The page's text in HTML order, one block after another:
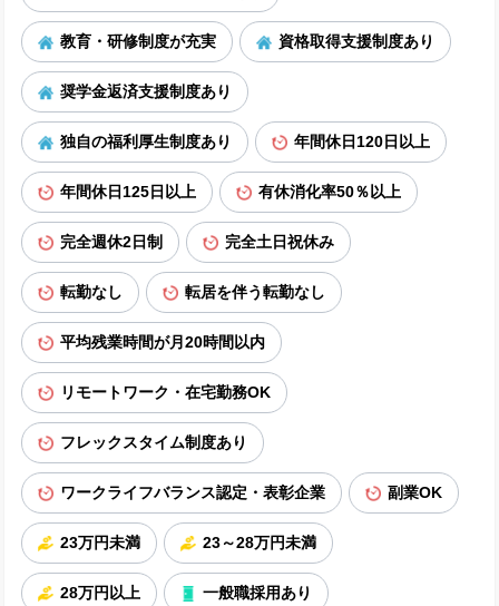
教育・研修制度が充実 資格取得支援制度あり
奨学金返済支援制度あり
独自の福利厚生制度あり 年間休日120日以上
年間休日125日以上 有休消化率50％以上
完全週休2日制 完全土日祝休み
転勤なし 転居を伴う転勤なし
平均残業時間が月20時間以内
リモートワーク・在宅勤務OK
フレックスタイム制度あり
ワークライフバランス認定・表彰企業 副業OK
23万円未満 23～28万円未満
28万円以上 一般職採用あり